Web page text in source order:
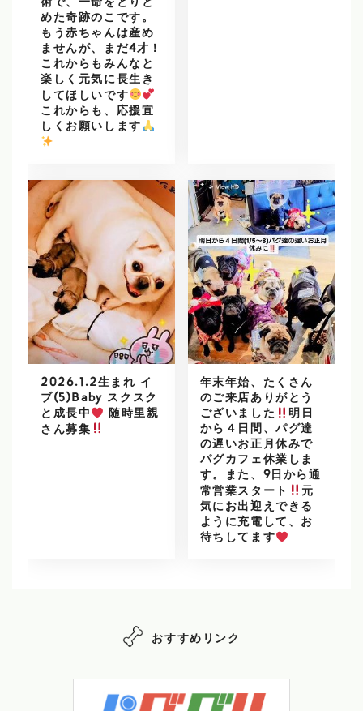
術で、一命をとりと
めた奇跡のこです。
もう赤ちゃんは産め
ませんが、まだ4才！
これからもみんなと
楽しく元気に長生き
してほしいです
これからも、応援宜
しくお願いします
2026.1.2生まれ イ
ブ(5)Baby スクスク
と成長中
随時里親
さん募集
年末年始、たくさん
のご来店ありがとう
ございました
明日
から４日間、パグ達
の遅いお正月休みで
パグカフェ休業しま
す。また、9日から通
常営業スタート
元
気にお出迎えできる
ように充電して、お
待ちしてます
おすすめリンク